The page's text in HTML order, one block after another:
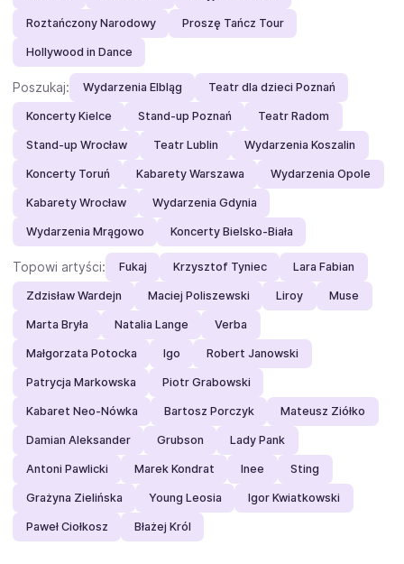
Roztańczony Narodowy Proszę Tańcz Tour
Hollywood in Dance
Poszukaj: Wydarzenia Elbląg Teatr dla dzieci Poznań
Koncerty Kielce Stand-up Poznań Teatr Radom
Stand-up Wrocław Teatr Lublin Wydarzenia Koszalin
Koncerty Toruń Kabarety Warszawa Wydarzenia Opole
Kabarety Wrocław Wydarzenia Gdynia
Wydarzenia Mrągowo Koncerty Bielsko-Biała
Topowi artyści: Fukaj Krzysztof Tyniec Lara Fabian
Zdzisław Wardejn Maciej Poliszewski Liroy Muse
Marta Bryła Natalia Lange Verba
Małgorzata Potocka Igo Robert Janowski
Patrycja Markowska Piotr Grabowski
Kabaret Neo-Nówka Bartosz Porczyk Mateusz Ziółko
Damian Aleksander Grubson Lady Pank
Antoni Pawlicki Marek Kondrat Inee Sting
Grażyna Zielińska Young Leosia Igor Kwiatkowski
Paweł Ciołkosz Błażej Król